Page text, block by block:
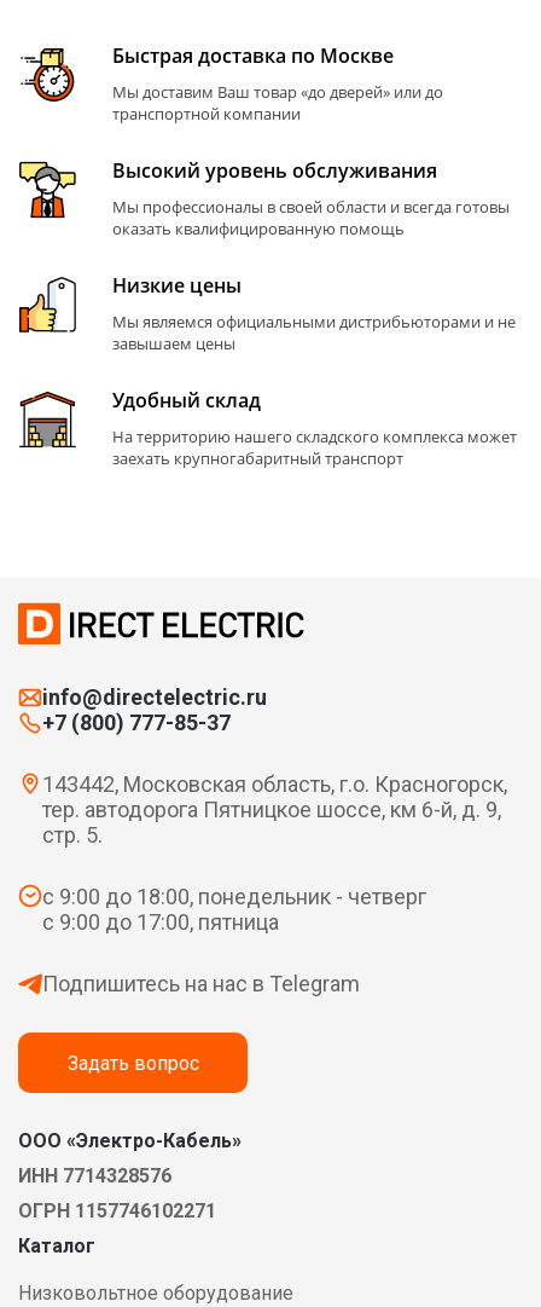
Быстрая доставка по Москве
Мы доставим Ваш товар «до дверей» или до
транспортной компании
Высокий уровень обслуживания
Мы профессионалы в своей области и всегда готовы
оказать квалифицированную помощь
Низкие цены
Мы являемся официальными дистрибьюторами и не
завышаем цены
Удобный склад
На территорию нашего складского комплекса может
заехать крупногабаритный транспорт
info@directelectric.ru
+7 (800) 777-85-37
143442, Московская область, г.о. Красногорск,
тер. автодорога Пятницкое шоссе, км 6-й, д. 9,
стр. 5.
с 9:00 до 18:00, понедельник - четверг
с 9:00 до 17:00, пятница
Подпишитесь на нас в Telegram
Задать вопрос
ООО «Электро-Кабель»
ИНН 7714328576
ОГРН 1157746102271
Каталог
Низковольтное оборудование